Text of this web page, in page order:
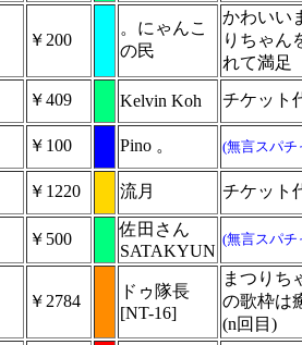
￥200
。にゃんこ
の民
かわいい
りちゃん
れて満足
￥409 Kelvin Koh チケット
￥100 Pino 。 (無言スパチ
￥1220 流月 チケッ
￥500
佐田さん
SATAKYUN
(無言スパチ
￥2784
ドゥ隊長
[NT-16]
まつりち
の歌枠は
(n回目)